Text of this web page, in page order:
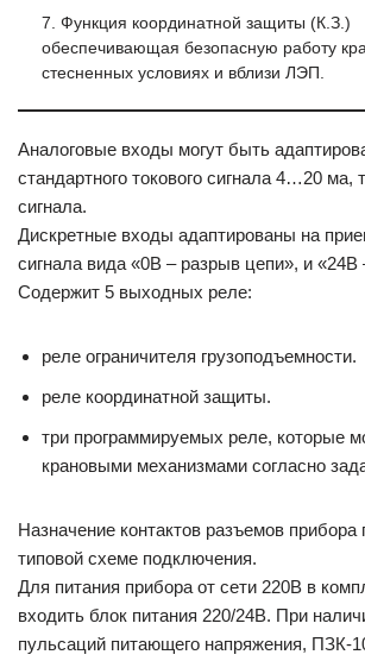
7. Функция координатной защиты (К.З.)
обеспечивающая безопасную работу
стесненных условиях и вблизи ЛЭП.
Аналоговые входы могут быть
стандартного токового сигнала 4…20 ма,
сигнала.
Дискретные входы адаптированы на
сигнала вида «0В – разрыв цепи», и «24В
Содержит 5 выходных реле:
реле ограничителя грузоподъемности.
реле координатной защиты.
три программируемых реле, которые
крановыми механизмами согласно
Назначение контактов разъемов прибора
типовой схеме подключения.
Для питания прибора от сети 220В в
входить блок питания 220/24В. При
пульсаций питающего напряжения, ПЗК-